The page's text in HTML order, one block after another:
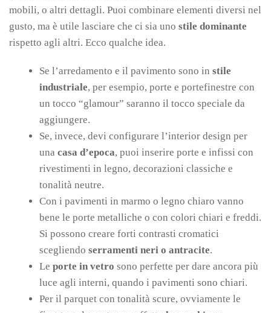
mobili, o altri dettagli. Puoi combinare elementi diversi nel
gusto, ma è utile lasciare che ci sia uno stile dominante
rispetto agli altri. Ecco qualche idea.
Se l’arredamento e il pavimento sono in stile
industriale, per esempio, porte e portefinestre con
un tocco “glamour” saranno il tocco speciale da
aggiungere.
Se, invece, devi configurare l’interior design per
una casa d’epoca, puoi inserire porte e infissi con
rivestimenti in legno, decorazioni classiche e
tonalità neutre.
Con i pavimenti in marmo o legno chiaro vanno
bene le porte metalliche o con colori chiari e freddi.
Si possono creare forti contrasti cromatici
scegliendo serramenti neri o antracite.
Le porte in vetro sono perfette per dare ancora più
luce agli interni, quando i pavimenti sono chiari.
Per il parquet con tonalità scure, ovviamente le